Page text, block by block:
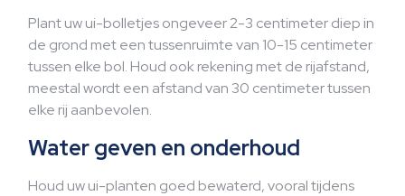
Plant uw ui-bolletjes ongeveer 2-3 centimeter diep in
de grond met een tussenruimte van 10-15 centimeter
tussen elke bol. Houd ook rekening met de rijafstand,
meestal wordt een afstand van 30 centimeter tussen
elke rij aanbevolen.
Water geven en onderhoud
Houd uw ui-planten goed bewaterd, vooral tijdens